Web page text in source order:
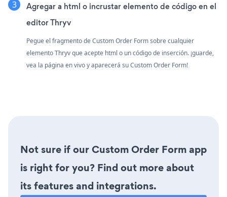
Agregar a html o incrustar elemento de código en el
editor Thryv
Pegue el fragmento de Custom Order Form sobre cualquier
elemento Thryv que acepte html o un código de inserción. ¡guarde,
vea la página en vivo y aparecerá su Custom Order Form!
Not sure if our Custom Order Form app
is right for you? Find out more about
its features and integrations.